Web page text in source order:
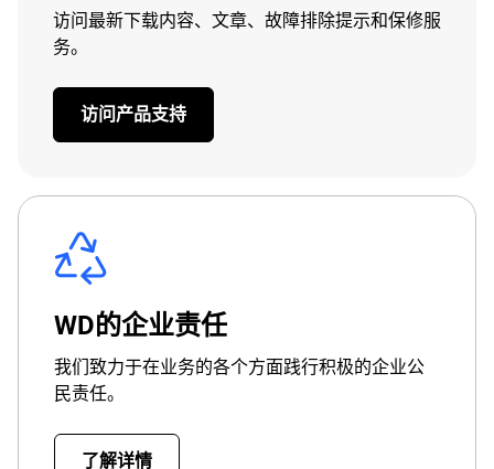
访问最新下载内容、文章、故障排除提示和保修服
务。
访问产品支持
WD的企业责任
我们致力于在业务的各个方面践行积极的企业公
民责任。
了解详情